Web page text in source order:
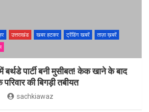
उत्तराखंड खबर हटकर ट्रेंडिंग खबरें
ताज़ा ख़बरें
बर्थडे पार्टी बनी मुसीबत! केक खाने के बाद
की बिगड़ी तबीयत
sachkiawaz